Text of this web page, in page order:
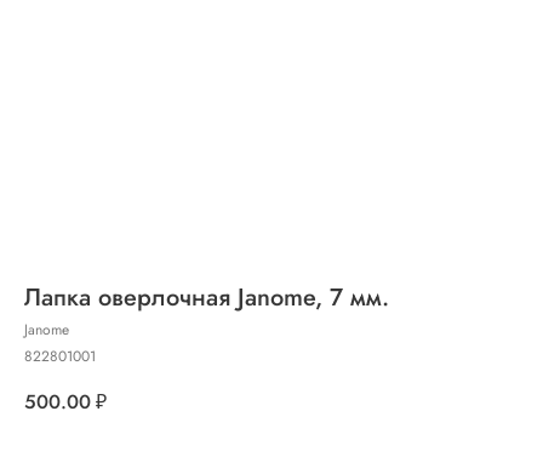
Лапка оверлочная Janome, 7 мм.
Janome
822801001
500.00₽